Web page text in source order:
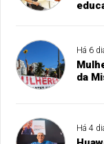
Há 6
da
Há 4